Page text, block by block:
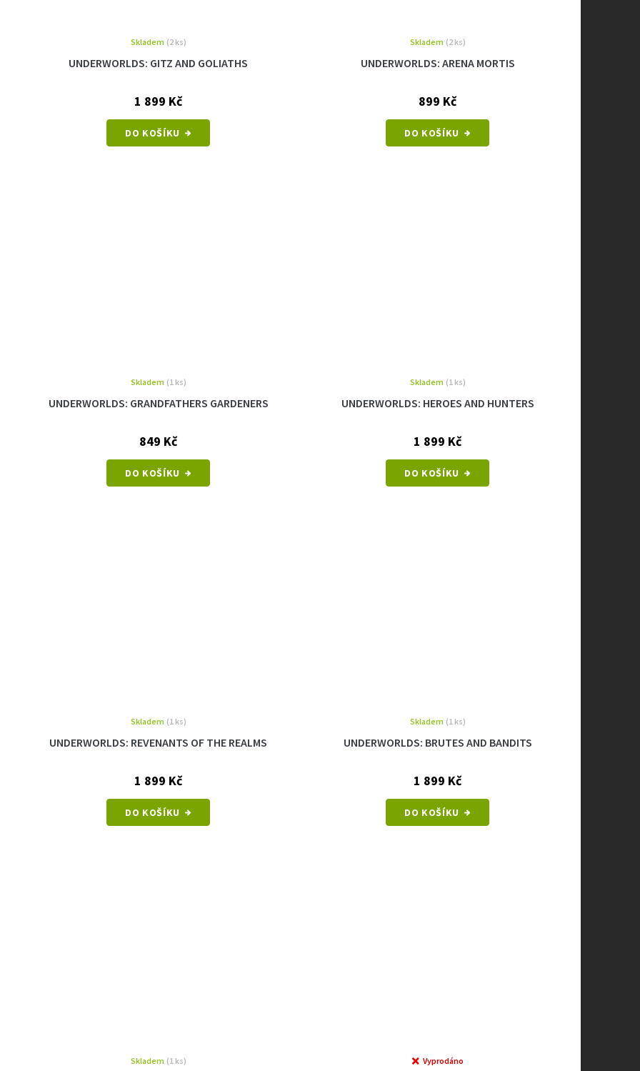
UNDERWORLDS: GITZ AND GOLIATHS
Skladem (2 ks)
1 899 Kč
DO KOŠÍKU
UNDERWORLDS: ARENA MORTIS
Skladem (2 ks)
899 Kč
DO KOŠÍKU
UNDERWORLDS: GRANDFATHERS GARDENERS
Skladem (1 ks)
849 Kč
DO KOŠÍKU
UNDERWORLDS: HEROES AND HUNTERS
Skladem (1 ks)
1 899 Kč
DO KOŠÍKU
UNDERWORLDS: REVENANTS OF THE REALMS
Skladem (1 ks)
1 899 Kč
DO KOŠÍKU
UNDERWORLDS: BRUTES AND BANDITS
Skladem (1 ks)
1 899 Kč
DO KOŠÍKU
Skladem (1 ks) Vyprodáno